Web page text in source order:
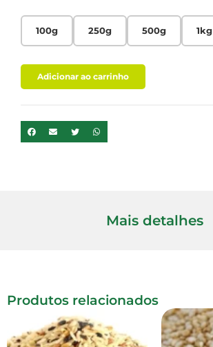
100g 250g 500g 1kg
Adicionar ao carrinho
Mais detalhes
Produtos relacionados